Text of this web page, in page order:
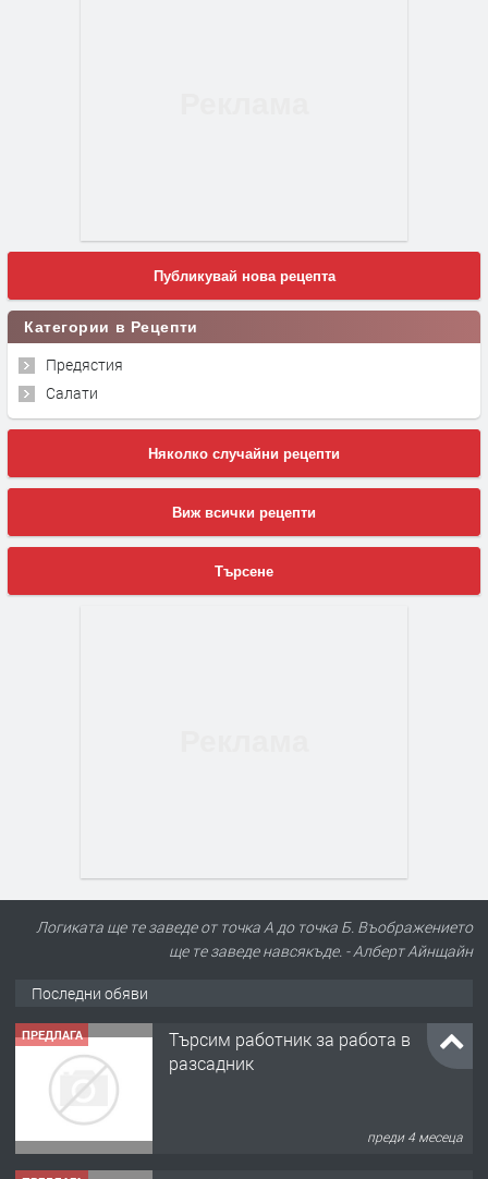
Публикувай нова рецепта
Категории в Рецепти
Предястия
Салати
Няколко случайни рецепти
Виж всички рецепти
Търсене
Логиката ще те заведе от точка А до точка Б. Въображението
ще те заведе навсякъде. - Алберт Айнщайн
Последни обяви
ПРЕДЛАГА
Търсим работник за работа в
разсадник
преди 4 месеца